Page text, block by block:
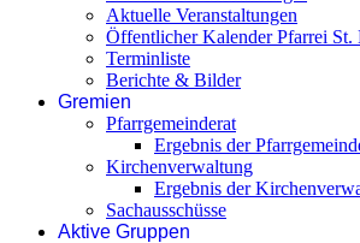
Aktuelle Veranstaltungen
Öffentlicher Kalender Pfarrei St.
Terminliste
Berichte & Bilder
Gremien
Pfarrgemeinderat
Ergebnis der
Kirchenverwaltung
Ergebnis der
Sachausschüsse
Aktive Gruppen